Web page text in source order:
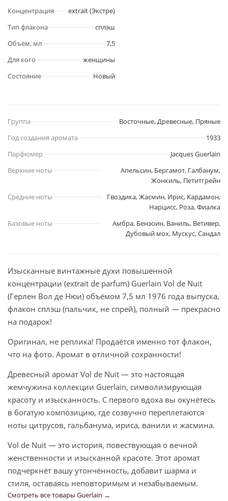
Концентрация
extrait (Экстре)
Тип флакона
сплэш
Объём, мл
7,5
Для кого
женщины
Состояние
Новый
Группа
Восточные, Древесные, Пряные
Год создания аромата
1933
Парфюмер
Jacques Guerlain
Верхние ноты
Апельсин, Бергамот, Галбанум,
Жонкиль, Петитгрейн
Средние ноты
Гвоздика, Жасмин, Ирис, Кардамон,
Нарцисс, Роза, Фиалка
Базовые ноты
Амбра, Бензоин, Ваниль, Ветивер,
Дубовый мох, Мускус, Сандал
Изысканные винтажные духи повышенной
концентрации (extrait de parfum) Guerlain Vol de Nuit
(Герлен Вол де Нюи) объёмом 7,5 мл 1976 года выпуска,
флакон сплэш (пальчик, не спрей), полный — прекрасно
на подарок!
Оригинал, не реплика! Продаётся именно тот флакон,
что на фото. Аромат в отличной сохранности!
Древесный аромат Vol de Nuit — это настоящая
жемчужина коллекции Guerlain, символизирующая
красоту и изысканность. С первого вдоха вы окунётесь
в богатую композицию, где созвучно переплетаются
ноты цитрусов, гальбанума, ириса, ванили и жасмина.
Vol de Nuit — это история, повествующая о вечной
женственности и изысканной красоте. Этот аромат
подчеркнёт вашу утончённость, добавит шарма и
стиля, оставаясь неповторимым и незабываемым.
Смотреть все товары Guerlain →